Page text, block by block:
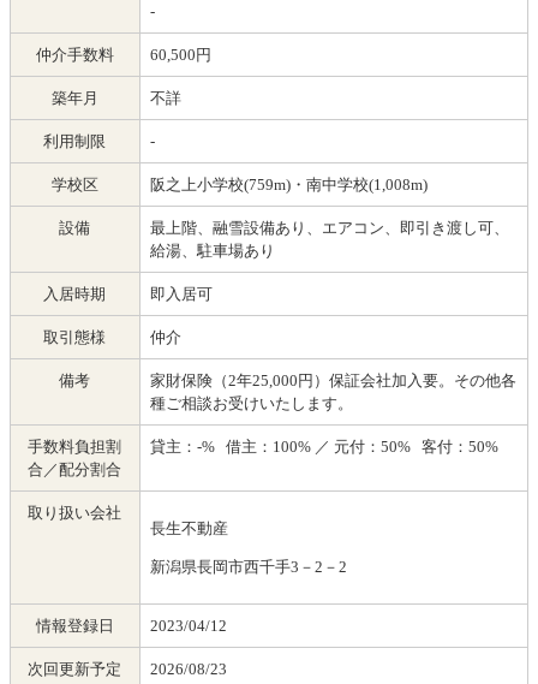
-
仲介手数料 60,500円
築年月 不詳
利用制限 -
学校区 阪之上小学校(759m)・南中学校(1,008m)
設備
最上階、融雪設備あり、エアコン、即引き渡し可、
給湯、駐車場あり
入居時期 即入居可
取引態様 仲介
備考
家財保険（2年25,000円）保証会社加入要。その他各
種ご相談お受けいたします。
手数料負担割
合／配分割合
貸主：-% 借主：100% ／ 元付：50% 客付：50%
取り扱い会社
長生不動産
新潟県長岡市西千手3－2－2
情報登録日 2023/04/12
次回更新予定
2026/08/23